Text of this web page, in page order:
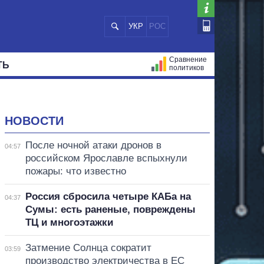
УКР РОС
Сравнение
политиков
НОВОСТИ
04:57
После ночной атаки дронов в
российском Ярославле вспыхнули
пожары: что известно
04:37
Россия сбросила четыре КАБа на
Сумы: есть раненые, повреждены
ТЦ и многоэтажки
03:59
Затмение Солнца сократит
производство электричества в ЕС